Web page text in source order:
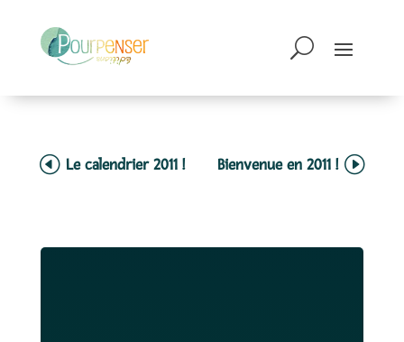
Le calendrier 2011 ! Bienvenue en 2011 !